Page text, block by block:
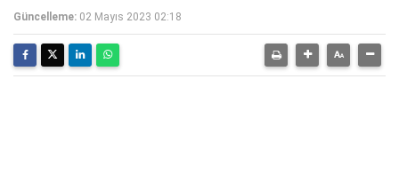
Güncelleme: 02 Mayıs 2023 02:18